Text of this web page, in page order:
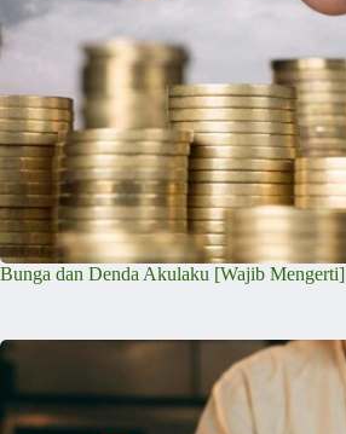
Bunga dan Denda Akulaku [Wajib Mengerti]